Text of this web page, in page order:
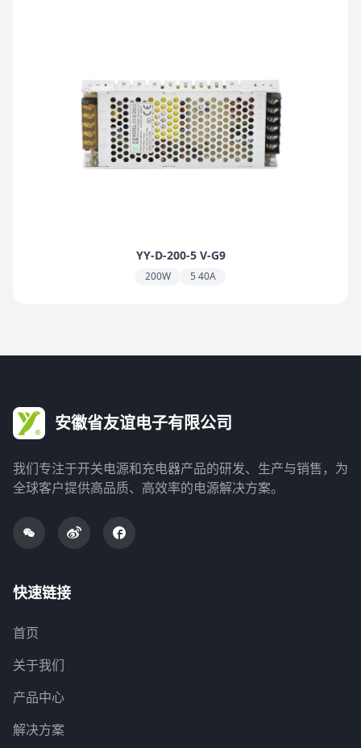
YY-D-200-5 V-G9
200W 5 40A
安徽省友谊电子有限公司
我们专注于开关电源和充电器产品的研发、生产与销售，为
全球客户提供高品质、高效率的电源解决方案。
快速链接
首页
关于我们
产品中心
解决方案